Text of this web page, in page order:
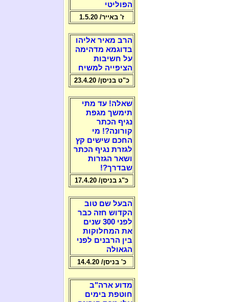
הפוליטי
ז' באייר/ 1.5.20
הרב מאיר אליהו
בדוגמא מדהימה
על חשיבות
הציפייה למשיח
כ"ט בניסן/ 23.4.20
שאלה! עד מתי
תימשך מגפת
נגיף הכתר
קורונה?! מי
החכם שישים קץ
לגזרת נגיף הכתר
ושאר הגזרות
שבדרך?!
כ"ג בניסן/ 17.4.20
הבעל שם טוב
הקדוש חזה כבר
לפני 300 שנים
את המחלוקות
בין הרבנים לפני
הגאולה
כ' בניסן/ 14.4.20
מדוע ארה"ב
חוטפת בימים